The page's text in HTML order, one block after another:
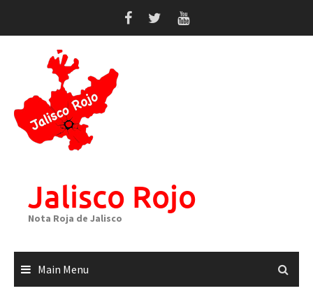
Jalisco Rojo
Nota Roja de Jalisco
Main Menu